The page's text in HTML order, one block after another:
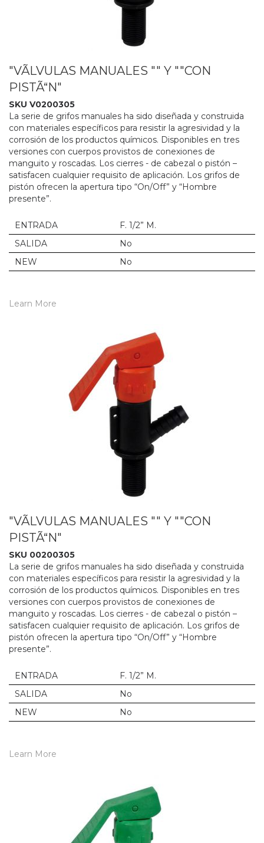
"VÃLVULAS MANUALES "" Y ""CON
PISTÃ“N"
SKU V0200305
La serie de grifos manuales ha sido diseñada y construida
con materiales específicos para resistir la agresividad y la
corrosión de los productos químicos. Disponibles en tres
versiones con cuerpos provistos de conexiones de
manguito y roscadas. Los cierres - de cabezal o pistón –
satisfacen cualquier requisito de aplicación. Los grifos de
pistón ofrecen la apertura tipo “On/Off” y “Hombre
presente”.
ENTRADA
F. 1/2” M.
SALIDA
No
NEW
No
Learn More
"VÃLVULAS MANUALES "" Y ""CON
PISTÃ“N"
SKU 00200305
La serie de grifos manuales ha sido diseñada y construida
con materiales específicos para resistir la agresividad y la
corrosión de los productos químicos. Disponibles en tres
versiones con cuerpos provistos de conexiones de
manguito y roscadas. Los cierres - de cabezal o pistón –
satisfacen cualquier requisito de aplicación. Los grifos de
pistón ofrecen la apertura tipo “On/Off” y “Hombre
presente”.
ENTRADA
F. 1/2” M.
SALIDA
No
NEW
No
Learn More